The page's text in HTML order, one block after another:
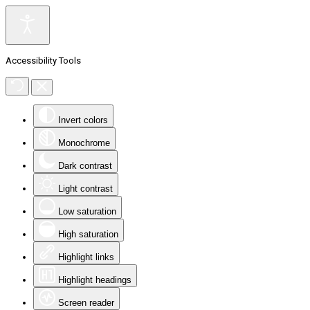
Accessibility Tools
Invert colors
Monochrome
Dark contrast
Light contrast
Low saturation
High saturation
Highlight links
Highlight headings
Screen reader